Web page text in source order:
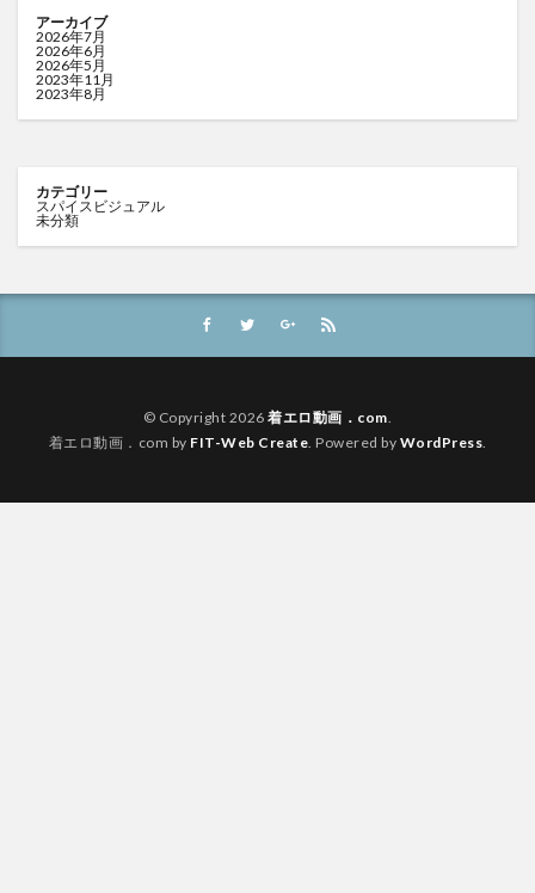
アーカイブ
2026年7月
2026年6月
2026年5月
2023年11月
2023年8月
カテゴリー
スパイスビジュアル
未分類
© Copyright 2026着エロ動画．com
着エロ動画．com by FIT-Web Create . Powered by WordPress